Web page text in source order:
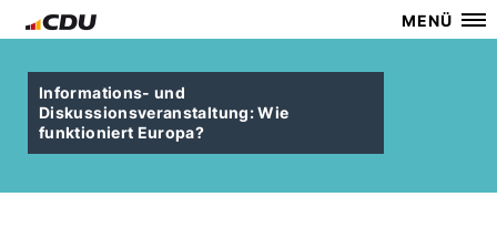
MENÜ
Informations- und
Diskussionsveranstaltung: Wie
funktioniert Europa?